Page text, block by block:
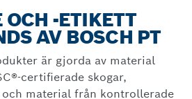
OCH -ETIKETT
AV BOSCH PT
är gjorda av material
certifierade skogar,
material från kontrollerade